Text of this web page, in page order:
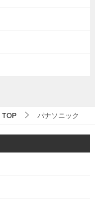
TOP パナソニック